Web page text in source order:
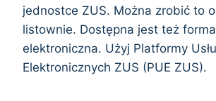
jednostce ZUS. Można zrobić to
listownie. Dostępna jest też forma
elektroniczna. Użyj Platformy
Elektronicznych ZUS (PUE ZUS).